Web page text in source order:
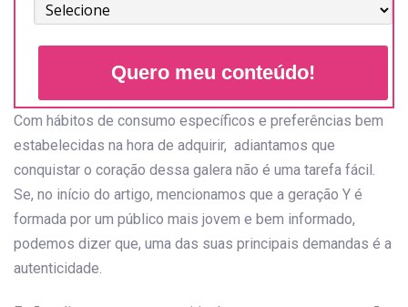
Quero meu conteúdo!
Com hábitos de consumo específicos e preferências bem
estabelecidas na hora de adquirir, adiantamos que
conquistar o coração dessa galera não é uma tarefa fácil.
Se, no início do artigo, mencionamos que a geração Y é
formada por um público mais jovem e bem informado,
podemos dizer que, uma das suas principais demandas é a
autenticidade.